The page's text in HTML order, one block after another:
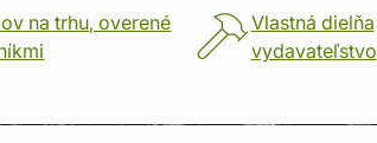
na trhu, overené
Vlastná dielňa
vydavateľstvo